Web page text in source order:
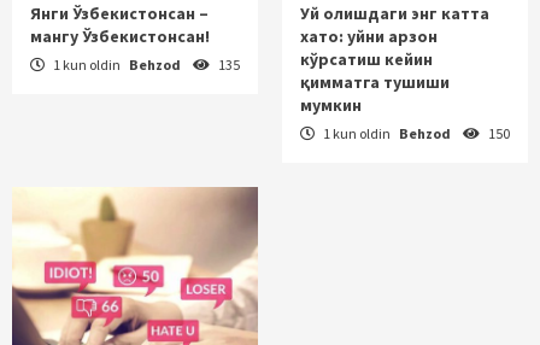
Янги Ўзбекистонсан –
мангу Ўзбекистонсан!
1 kun oldin Behzod 135
Уй олишдаги энг катта
хато: уйни арзон
кўрсатиш кейин
қимматга тушиши
мумкин
1 kun oldin Behzod 150